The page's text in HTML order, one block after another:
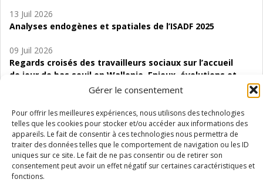
Gérer le consentement
Pour offrir les meilleures expériences, nous utilisons des technologies
telles que les cookies pour stocker et/ou accéder aux informations des
appareils. Le fait de consentir à ces technologies nous permettra de
traiter des données telles que le comportement de navigation ou les ID
uniques sur ce site. Le fait de ne pas consentir ou de retirer son
consentement peut avoir un effet négatif sur certaines caractéristiques et
fonctions.
13 Juil 2026
Analyses endogènes et spatiales de l’ISADF 2025
09 Juil 2026
Regards croisés des travailleurs sociaux sur l’accueil
de jour de bas seuil en Wallonie. Enjeux, évolutions et
06 Juil 2026
Étude d’évaluabilité des Structures
d’accompagnement à l’autocréation d’emploi (SAACE)
01 Juil 2026
Pénurie du personnel infirmier :quels indicateurs